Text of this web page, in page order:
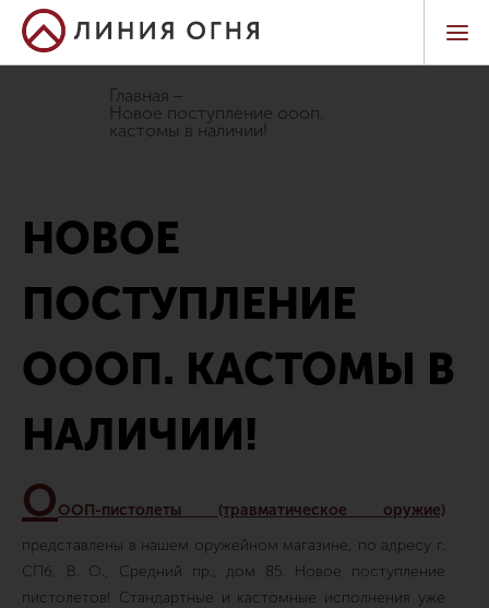
Главная
новое поступление оооп.
кастомы в наличии!
НОВОЕ
ПОСТУПЛЕНИЕ
ОООП. КАСТОМЫ В
НАЛИЧИИ!
ОООП-пистолеты (травматическое оружие)
представлены в нашем оружейном магазине, по адресу г.
СПб, В. О., Средний пр., дом 85. Новое поступление
пистолетов! Стандартные и кастомные исполнения уже